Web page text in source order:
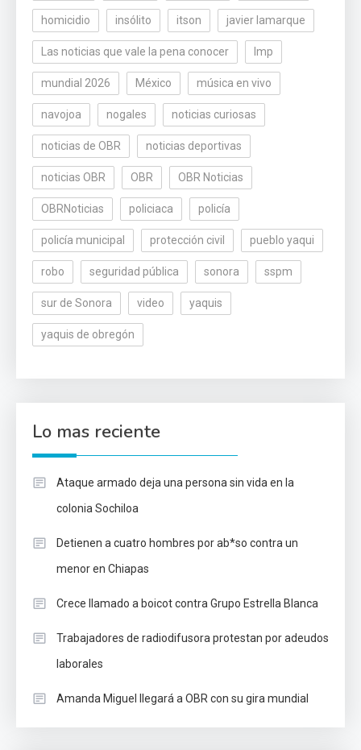
homicidio insólito itson javier lamarque
Las noticias que vale la pena conocer lmp
mundial 2026 México música en vivo
navojoa nogales noticias curiosas
noticias de OBR noticias deportivas
noticias OBR OBR OBR Noticias
OBRNoticias policiaca policía
policía municipal protección civil pueblo yaqui
robo seguridad pública sonora sspm
sur de Sonora video yaquis
yaquis de obregón
Lo mas reciente
Ataque armado deja una persona sin vida en la
colonia Sochiloa
Detienen a cuatro hombres por ab*so contra un
menor en Chiapas
Crece llamado a boicot contra Grupo Estrella Blanca
Trabajadores de radiodifusora protestan por adeudos
laborales
Amanda Miguel llegará a OBR con su gira mundial